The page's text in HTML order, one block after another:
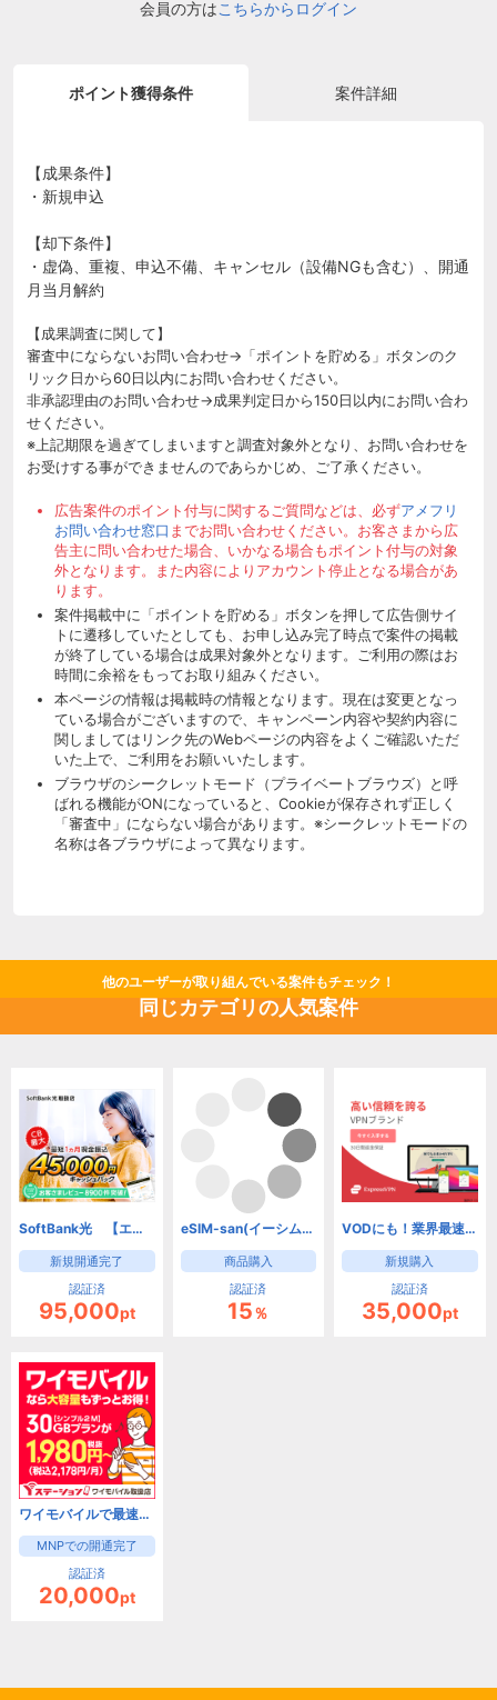
会員の方はこちらからログイン
ポイント獲得条件 案件詳細
【成果条件】
・新規申込
【却下条件】
・虚偽、重複、申込不備、キャンセル（設備NGも含む）、開通
月当月解約
【成果調査に関して】
審査中にならないお問い合わせ→「ポイントを貯める」ボタンのク
リック日から60日以内にお問い合わせください。
非承認理由のお問い合わせ→成果判定日から150日以内にお問い合わ
せください。
※上記期限を過ぎてしまいますと調査対象外となり、お問い合わせを
お受けする事ができませんのであらかじめ、ご了承ください。
広告案件のポイント付与に関するご質問などは、必ずアメフリ
お問い合わせ窓口 までお問い合わせください。お客さまから広
告主に問い合わせた場合、いかなる場合もポイント付与の対象
外となります。また内容によりアカウント停止となる場合があ
ります。
案件掲載中に「ポイントを貯める」ボタンを押して広告側サイ
トに遷移していたとしても、お申し込み完了時点で案件の掲載
が終了している場合は成果対象外となります。ご利用の際はお
時間に余裕をもってお取り組みください。
本ページの情報は掲載時の情報となります。現在は変更となっ
ている場合がございますので、キャンペーン内容や契約内容に
関しましてはリンク先のWebページの内容をよくご確認いただ
いた上で、ご利用をお願いいたします。
ブラウザのシークレットモード（プライベートブラウズ）と呼
ばれる機能がONになっていると、Cookieが保存されず正しく
「審査中」にならない場合があります。※シークレットモードの
名称は各ブラウザによって異なります。
他のユーザーが取り組んでいる案件もチェック！
同じカテゴリの人気案件
SoftBank光 【エヌズカンパニー】(新規開通)
新規開通完了
認証済
95,000pt
eSIM-san(イーシムさん)
商品購入
認証済
15％
VODにも！業界最速、安全・匿名VPNサービス【ExpressVPN】
新規購入
認証済
35,000pt
ワイモバイルで最速キャッシュバック！Yステーション
MNPでの開通完了
認証済
20,000pt